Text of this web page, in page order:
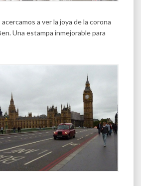
a ver la joya de la corona
Una estampa inmejorable para